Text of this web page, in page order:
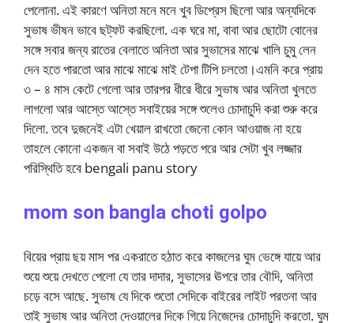
পেলোনা. এই কারণে অনিতা মনে মনে খুব ডিপ্রেস ছিলো আর অন্যদিকে
সুভাষ ভীষন ভাবে ছট্ফট করছিলো. এক ঘরে মা, বাবা আর ছোটো বোনের
সঙ্গে সবার জন্য রাতের বেলাতে অনিতা আর সুভাসের মাঝে খালি চুমু লেন
দেন হতে পারতো আর মাঝে মাঝে মাই টেপা টিপি চলতো।এমনি করে প্রায়
৩ – ৪ মাস কেটে গেলো আর তারপর ধীরে ধীরে সুভাষ আর অনিতা খুলতে
লাগলো আর আস্তে আস্তে সবাইয়ের সঙ্গে শুলেও চোদাচুদি করা শুরু করে
দিলো. তবে দুজনেই এটা খেয়াল রাখতো জেনো কোন আওয়াজ না হয়ে
তাহলে কোনো একজন বা সবাই উঠে পড়তে পরে আর সেটা খুব লজ্জার
পরিস্থিতি হবে bengali panu story
mom son bangla choti golpo
বিয়ের প্রায় ছয় মাস পর একরাতে হঠাত করে কাজলের ঘুম ভেঙ্গে যায়ে আর
শুয়ে শুয়ে দেখতে পেলো যে তার দাদার, সুভাসের ঊপরে তার বৌদি, অনিতা
চড়ে বসে আছে. সুভাষ যে দিকে শুতো সেদিকে বাইরের লাইট পরতনা আর
তাই সুভাষ আর অনিতা দেওয়ালের দিকে গিয়ে নিজেদের চোদাচুদি করতো. ঘুম